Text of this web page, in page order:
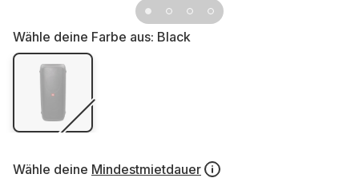
Wähle deine Farbe aus: Black
Wähle deine Mindestmietdauer